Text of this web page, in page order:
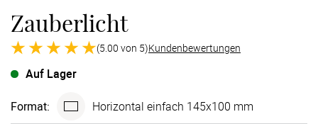
Zauberlicht
(5.00 von 5)Kundenbewertungen
Auf Lager
Format: Horizontal einfach 145x100 mm